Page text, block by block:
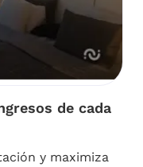
de cada
y maximiza